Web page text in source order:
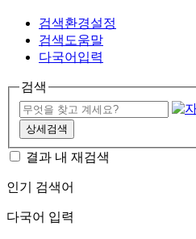
검색환경설정
검색도움말
다국어입력
검색
상세검색
결과 내 재검색
인기 검색어
다국어 입력